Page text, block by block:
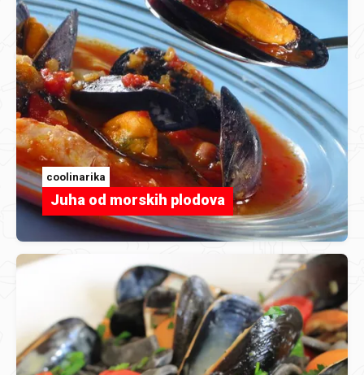
coolinarika
Juha od morskih plodova